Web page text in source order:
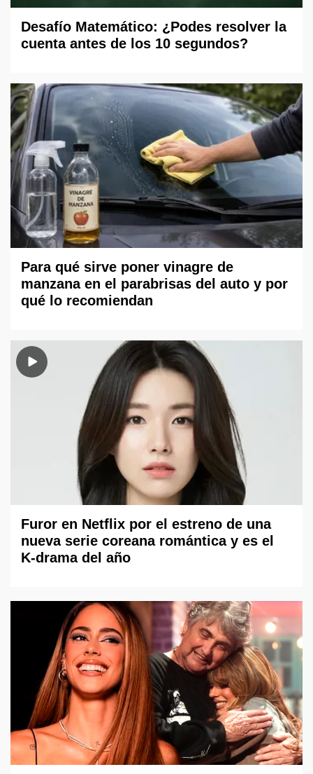
Desafío Matemático: ¿Podes resolver la
cuenta antes de los 10 segundos?
Para qué sirve poner vinagre de
manzana en el parabrisas del auto y por
qué lo recomiendan
Furor en Netflix por el estreno de una
nueva serie coreana romántica y es el
K-drama del año